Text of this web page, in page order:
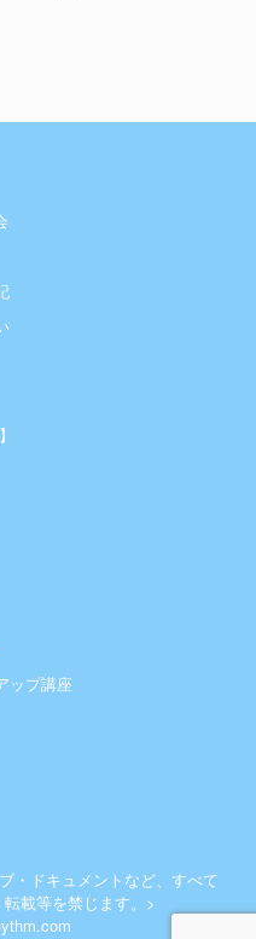
ップ講座
・ドキュメントなど、すべて
載等を禁じます。>